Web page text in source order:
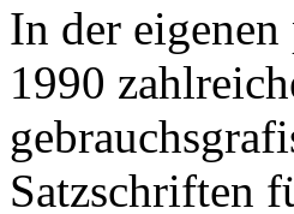
In der
1990
Satzschriften